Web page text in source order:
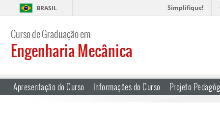
BRASIL Simplifique!
Curso de Graduação em
Engenharia Mecânica
Apresentação do Curso Informações do Curso Projeto